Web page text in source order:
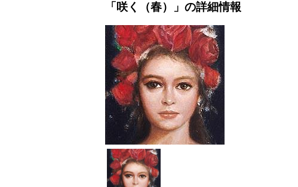
「咲く（春）」の詳細情報